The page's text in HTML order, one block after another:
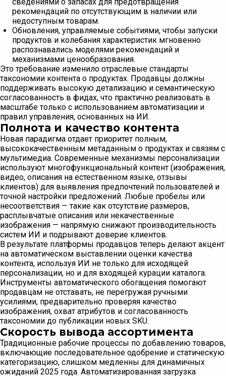
рекомендаций по отсутствующим в наличии или
недоступным товарам.
Обновления, управляемые событиями, чтобы запуски
продуктов и колебания характеристик мгновенно
распознавались моделями рекомендаций и
механизмами ценообразования.
Это требование изменило отраслевые стандарты
таксономии контента о продуктах. Продавцы должны
поддерживать высокую детализацию и семантическую
согласованность в фидах, что практично реализовать в
масштабе только с использованием автоматизации и
правил управления, основанных на ИИ.
Полнота и качество контента
Новая парадигма отдает приоритет полным,
высококачественным метаданным о продуктах и связям с
мультимедиа. Современные механизмы персонализации
используют многофункциональный контент (изображения,
видео, описания на естественном языке, отзывы
клиентов) для выявления предпочтений пользователей и
точной настройки предложений. Любые пробелы или
несоответствия — такие как отсутствие размеров,
расплывчатые описания или некачественные
изображения — напрямую снижают производительность
систем ИИ и подрывают доверие клиентов.
В результате платформы продавцов теперь делают акцент
на автоматическом выставлении оценки качества
контента, используя ИИ не только для исходящей
персонализации, но и для входящей курации каталога.
Инструменты автоматического обогащения помогают
продавцам не отставать, не перегружая ручными
усилиями, предварительно проверяя качество
изображения, охват атрибутов и согласованность
таксономии до публикации новых SKU.
Скорость вывода ассортимента
Традиционные рабочие процессы по добавлению товаров,
включающие последовательное одобрение и статическую
категоризацию, слишком медленны для динамичных
ожиданий 2025 года. Автоматизированная загрузка